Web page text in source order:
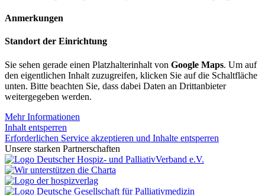
Anmerkungen
Standort der Einrichtung
Sie sehen gerade einen Platzhalterinhalt von Google Maps. Um auf
den eigentlichen Inhalt zuzugreifen, klicken Sie auf die Schaltfläche
unten. Bitte beachten Sie, dass dabei Daten an Drittanbieter
weitergegeben werden.
Mehr Informationen
Inhalt entsperren
Erforderlichen Service akzeptieren und Inhalte entsperren
Unsere starken Partnerschaften